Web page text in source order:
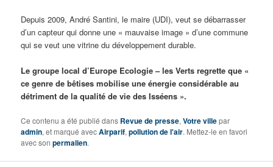
Depuis 2009, André Santini, le maire (UDI), veut se débarrasser
d’un capteur qui donne une « mauvaise image » d’une commune
qui se veut une vitrine du développement durable.
Le groupe local d’Europe Ecologie – les Verts regrette que «
ce genre de bêtises mobilise une énergie considérable au
détriment de la qualité de vie des Isséens ».
Ce contenu a été publié dans Revue de presse,Votre villepar
admin, et marqué avecAirparif,pollution de l'air. Mettez-le en favori
avec sonpermalien.